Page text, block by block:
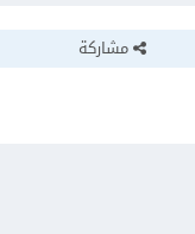
مشاركة